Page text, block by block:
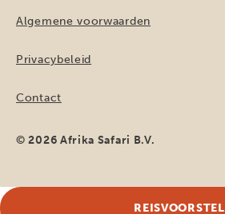
Algemene voorwaarden
Privacybeleid
Contact
© 2026 Afrika Safari B.V.
REISVOORSTEL